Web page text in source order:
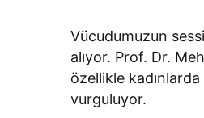
Vücudumuzun
alıyor. Prof. Dr.
özellikle
vurguluyor.